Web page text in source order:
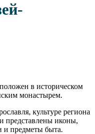
в историческом
монастырем.
культуре региона
представлены иконы,
и предметы быта.